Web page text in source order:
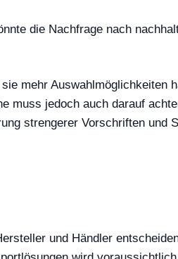
die Nachfrage nach
mehr Auswahlmöglichkeiten
jedoch auch darauf
strengerer Vorschriften und
und Händler